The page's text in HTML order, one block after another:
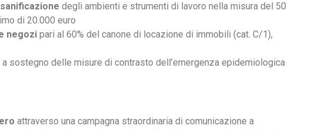
degli ambienti e strumenti di lavoro nella misura del 50
di 20.000 euro
negozi pari al 60% del canone di locazione di immobili (cat. C/1),
a sostegno delle misure di contrasto dell’emergenza epidemiologica
attraverso una campagna straordinaria di comunicazione a